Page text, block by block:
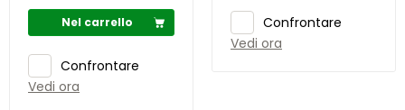
Nel carrello
Confrontare
Vedi ora
Confrontare
Vedi ora